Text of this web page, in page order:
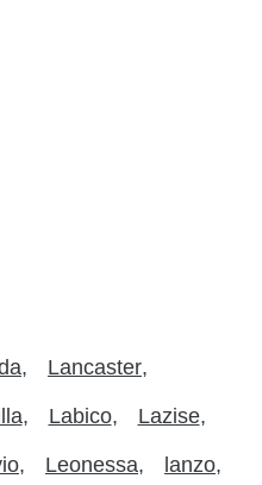
Lancaster
Labico Lazise
Leonessa lanzo